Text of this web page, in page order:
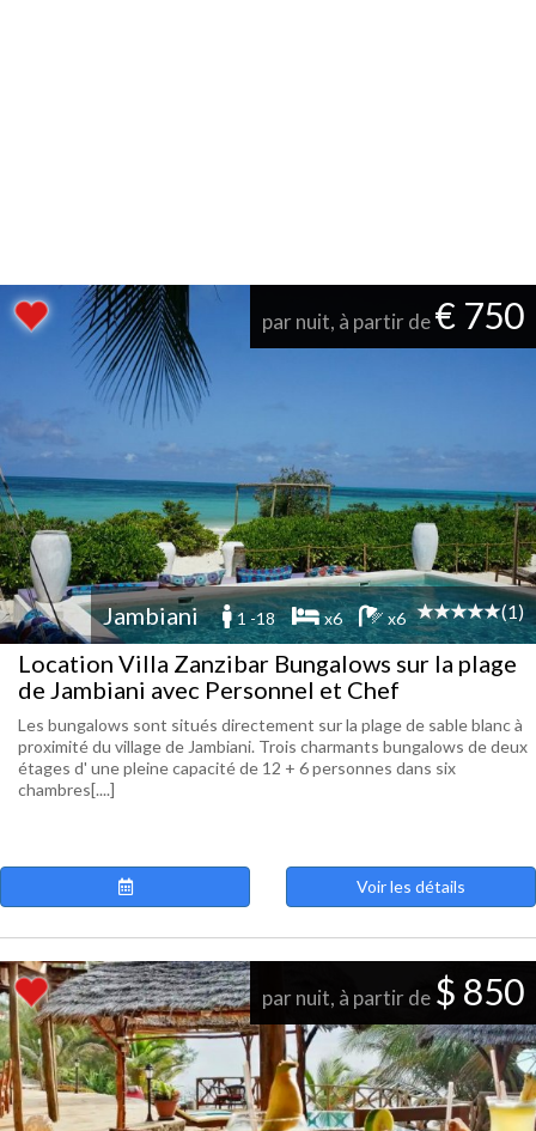
par nuit, à partir de€ 750
Jambiani 1 -18 x6 x6 (1)
Location Villa Zanzibar Bungalows sur la plage
de Jambiani avec Personnel et Chef
Les bungalows sont situés directement sur la plage de sable blanc à
proximité du village de Jambiani. Trois charmants bungalows de deux
étages d' une pleine capacité de 12 + 6 personnes dans six
chambres[....]
Voir les détails
par nuit, à partir de $ 850